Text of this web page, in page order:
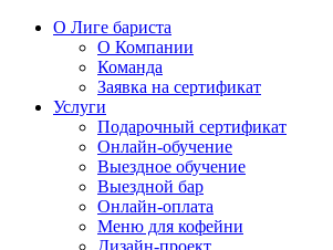
О Лиге бариста
О Компании
Команда
Заявка на сертификат
Услуги
Подарочный сертификат
Онлайн-обучение
Выездное обучение
Выездной бар
Онлайн-оплата
Меню для кофейни
Дизайн-проект